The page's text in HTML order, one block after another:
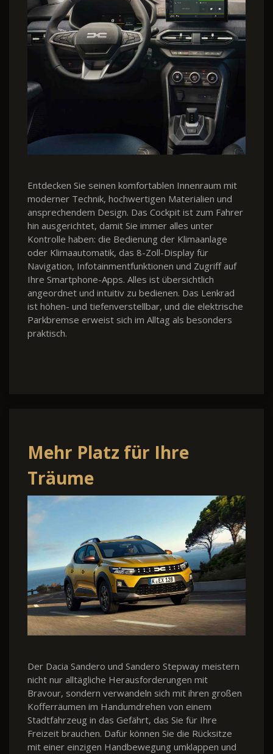
Entdecken Sie seinen komfortablen Innenraum mit
moderner Technik, hochwertigen Materialien und
ansprechendem Design. Das Cockpit ist zum Fahrer
hin ausgerichtet, damit Sie immer alles unter
Kontrolle haben: die Bedienung der Klimaanlage
oder Klimaautomatik, das 8-Zoll-Display für
Navigation, Infotainmentfunktionen und Zugriff auf
Ihre Smartphone-Apps. Alles ist übersichtlich
angeordnet und intuitiv zu bedienen. Das Lenkrad
ist höhen- und tiefenverstellbar, und die elektrische
Parkbremse erweist sich im Alltag als besonders
praktisch.
Mehr Platz für Ihre
Träume
Der Dacia Sandero und Sandero Stepway meistern
nicht nur alltägliche Herausforderungen mit
Bravour, sondern verwandeln sich mit ihren großen
Kofferräumen im Handumdrehen von einem
Stadtfahrzeug in das Gefährt, das Sie für Ihre
Freizeit brauchen. Dafür können Sie die Rücksitze
mit einer einzigen Handbewegung umklappen und